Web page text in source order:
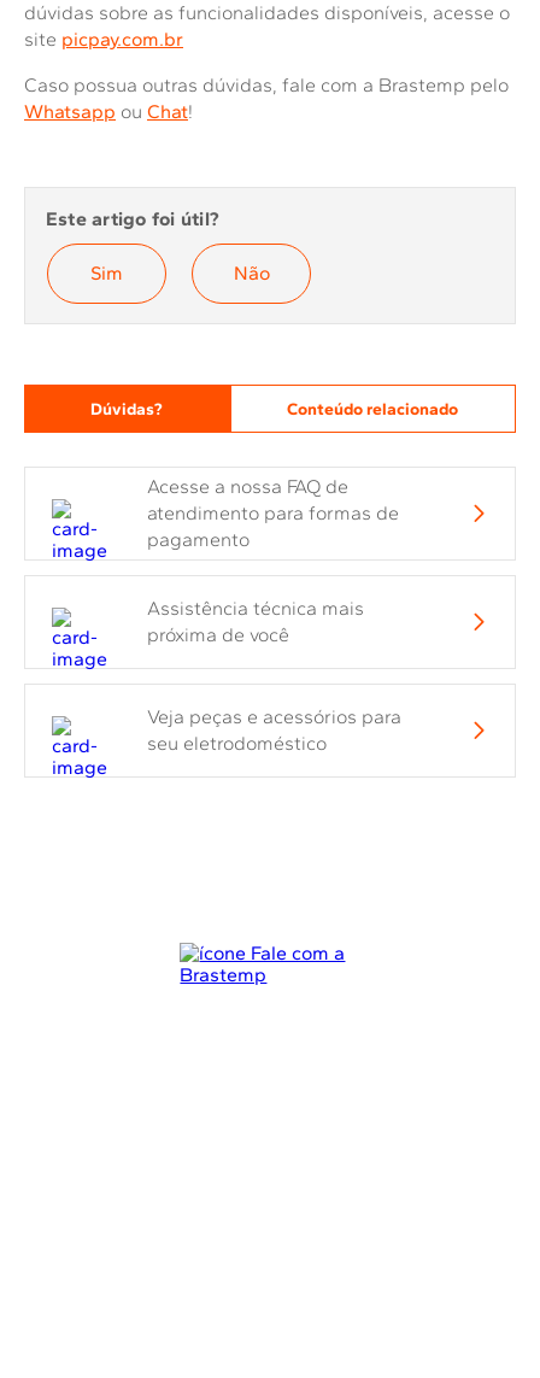
dúvidas sobre as funcionalidades disponíveis, acesse o
site picpay.com.br
Caso possua outras dúvidas, fale com a Brastemp pelo
Whatsapp ou Chat!
Este artigo foi útil?
Sim Não
Dúvidas? Conteúdo relacionado
Acesse a nossa FAQ de
atendimento para formas de
pagamento
Assistência técnica mais
próxima de você
Veja peças e acessórios para
seu eletrodoméstico